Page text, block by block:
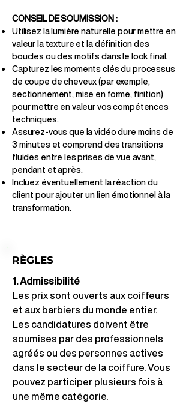
CONSEIL DE SOUMISSION :
Utilisez la lumière naturelle pour mettre en
valeur la texture et la définition des
boucles ou des motifs dans le look final.
Capturez les moments clés du processus
de coupe de cheveux (par exemple,
sectionnement, mise en forme, finition)
pour mettre en valeur vos compétences
techniques.
Assurez-vous que la vidéo dure moins de
3 minutes et comprend des transitions
fluides entre les prises de vue avant,
pendant et après.
Incluez éventuellement la réaction du
client pour ajouter un lien émotionnel à la
transformation.
RÈGLES
1. Admissibilité
Les prix sont ouverts aux coiffeurs
et aux barbiers du monde entier.
Les candidatures doivent être
soumises par des professionnels
agréés ou des personnes actives
dans le secteur de la coiffure. Vous
pouvez participer plusieurs fois à
une même catégorie.